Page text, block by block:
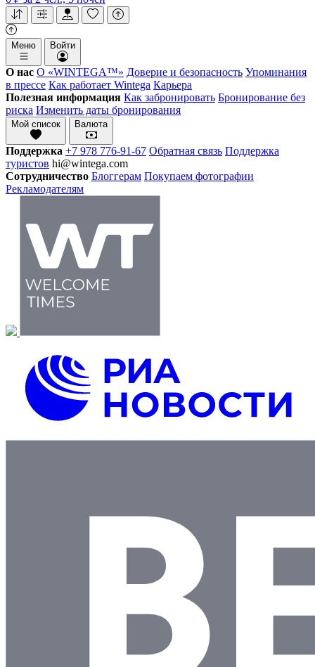
Меню Войти
О нас О «WINTEGA™» Доверие и безопасность Упоминания
в прессе Как работает Wintega Карьера
Полезная информация Как забронировать Бронирование без
риска Изменить даты бронирования
Мой список Валюта
Поддержка +7 978 776-91-67 Обратная связь Поддержка
туристов hi@wintega.com
Сотрудничество Блоггерам Покупаем фотографии
Рекламодателям